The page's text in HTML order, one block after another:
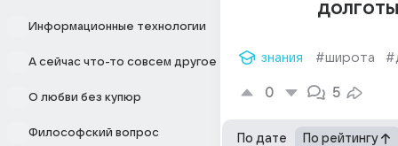
Информационные технологии
А сейчас что-то совсем другое
О любви без купюр
Философский вопрос
знания #широта
0 5
По дате По рейтингу